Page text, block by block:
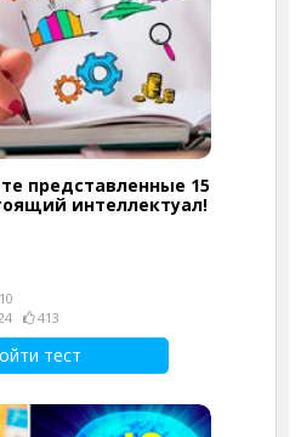
представленные 15
интеллектуал!
413
тест